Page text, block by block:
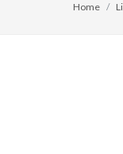
Home